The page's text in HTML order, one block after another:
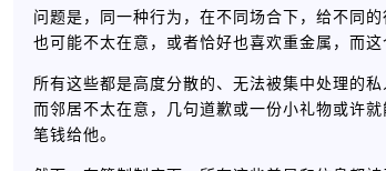
问题是，同一种行为，在不同场合下，给不同
也可能不太在意，或者恰好也喜欢重金属，而
所有这些都是高度分散的、无法被集中处理的
而邻居不太在意，几句道歉或一份小礼物或许
笔钱给他。